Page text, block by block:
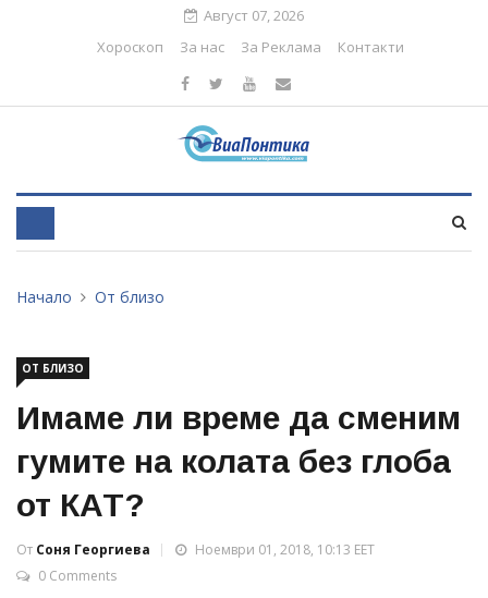
Август 07, 2026
Хороскоп
За нас За Реклама Контакти
Начало От близо
ОТ БЛИЗО
Имаме ли време да сменим
гумите на колата без глоба
от КАТ?
От Соня Георгиева
Ноември 01, 2018, 10:13 EET
0 Comments